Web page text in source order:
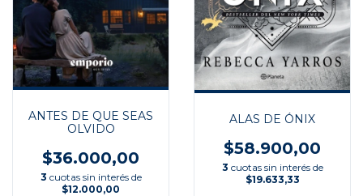
ANTES DE QUE SEAS
OLVIDO
$36.000,00
3 cuotas sin interés de
$12.000,00
ALAS DE ÓNIX
$58.900,00
3 cuotas sin interés de
$19.633,33